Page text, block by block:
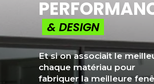
& DESIGN
Et si on associait le
chaque matériau pour
fabriquer la meilleure